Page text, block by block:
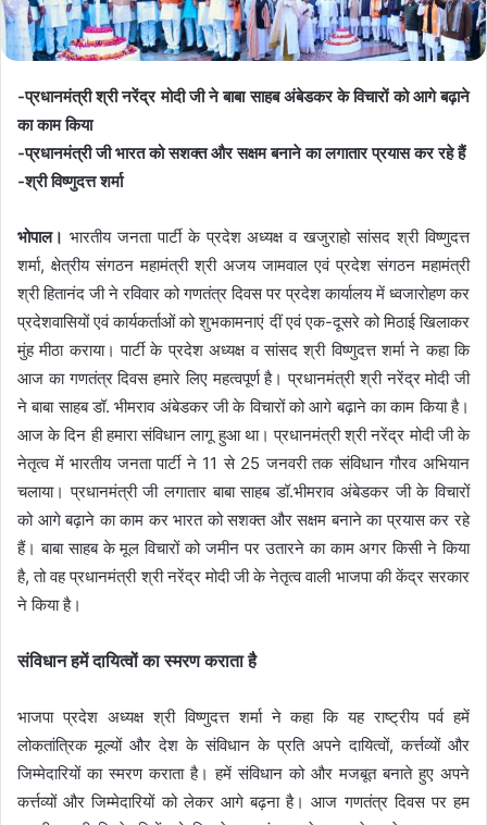
-प्रधानमंत्री श्री नरेंद्र मोदी जी ने बाबा साहब अंबेडकर के विचारों को आगे बढ़ाने
का काम किया
-प्रधानमंत्री जी भारत को सशक्त और सक्षम बनाने का लगातार प्रयास कर रहे हैं
-श्री विष्णुदत्त शर्मा
भोपाल। भारतीय जनता पार्टी के प्रदेश अध्यक्ष व खजुराहो सांसद श्री विष्णुदत्त
शर्मा, क्षेत्रीय संगठन महामंत्री श्री अजय जामवाल एवं प्रदेश संगठन महामंत्री
श्री हितानंद जी ने रविवार को गणतंत्र दिवस पर प्रदेश कार्यालय में ध्वजारोहण कर
प्रदेशवासियों एवं कार्यकर्ताओं को शुभकामनाएं दीं एवं एक-दूसरे को मिठाई खिलाकर
मुंह मीठा कराया। पार्टी के प्रदेश अध्यक्ष व सांसद श्री विष्णुदत्त शर्मा ने कहा कि
आज का गणतंत्र दिवस हमारे लिए महत्वपूर्ण है। प्रधानमंत्री श्री नरेंद्र मोदी जी
ने बाबा साहब डॉ. भीमराव अंबेडकर जी के विचारों को आगे बढ़ाने का काम किया है।
आज के दिन ही हमारा संविधान लागू हुआ था। प्रधानमंत्री श्री नरेंद्र मोदी जी के
नेतृत्व में भारतीय जनता पार्टी ने 11 से 25 जनवरी तक संविधान गौरव अभियान
चलाया। प्रधानमंत्री जी लगातार बाबा साहब डॉ.भीमराव अंबेडकर जी के विचारों
को आगे बढ़ाने का काम कर भारत को सशक्त और सक्षम बनाने का प्रयास कर रहे
हैं। बाबा साहब के मूल विचारों को जमीन पर उतारने का काम अगर किसी ने किया
है, तो वह प्रधानमंत्री श्री नरेंद्र मोदी जी के नेतृत्व वाली भाजपा की केंद्र सरकार
ने किया है।
संविधान हमें दायित्वों का स्मरण कराता है
भाजपा प्रदेश अध्यक्ष श्री विष्णुदत्त शर्मा ने कहा कि यह राष्ट्रीय पर्व हमें
लोकतांत्रिक मूल्यों और देश के संविधान के प्रति अपने दायित्वों, कर्त्तव्यों और
जिम्मेदारियों का स्मरण कराता है। हमें संविधान को और मजबूत बनाते हुए अपने
कर्त्तव्यों और जिम्मेदारियों को लेकर आगे बढ़ना है। आज गणतंत्र दिवस पर हम